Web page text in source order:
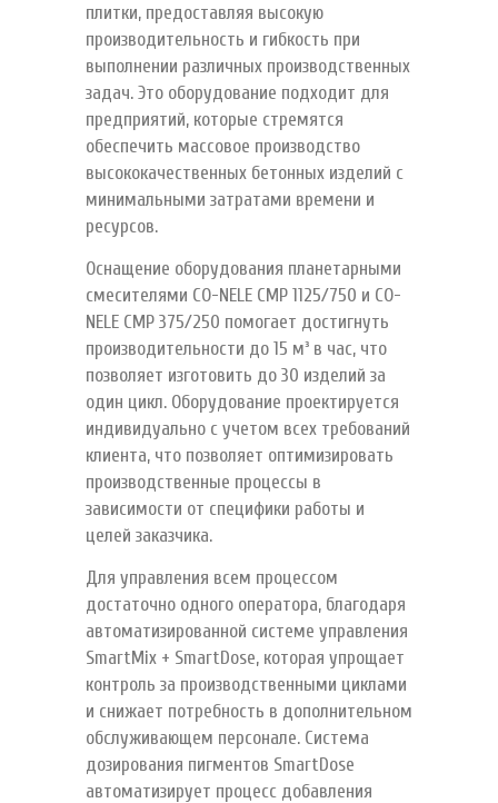
плитки, предоставляя высокую
производительность и гибкость при
выполнении различных производственных
задач. Это оборудование подходит для
предприятий, которые стремятся
обеспечить массовое производство
высококачественных бетонных изделий с
минимальными затратами времени и
ресурсов.
Оснащение оборудования планетарными
смесителями CO-NELE CMP 1125/750 и CO-
NELE CMP 375/250 помогает достигнуть
производительности до 15 м³ в час, что
позволяет изготовить до 30 изделий за
один цикл. Оборудование проектируется
индивидуально с учетом всех требований
клиента, что позволяет оптимизировать
производственные процессы в
зависимости от специфики работы и
целей заказчика.
Для управления всем процессом
достаточно одного оператора, благодаря
автоматизированной системе управления
SmartMix + SmartDose, которая упрощает
контроль за производственными циклами
и снижает потребность в дополнительном
обслуживающем персонале. Система
дозирования пигментов SmartDose
автоматизирует процесс добавления